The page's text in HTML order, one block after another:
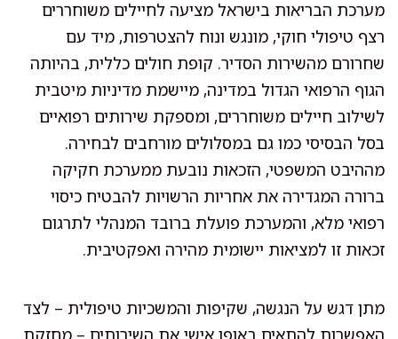
מערכת הבריאות בישראל מציעה לחיילים משוחררים
רצף טיפולי חוקי, מונגש ונוח להצטרפות, מיד עם
שחרורם מהשירות הסדיר. קופת חולים כללית, בהיותה
הגוף הרפואי הגדול במדינה, מיישמת מדיניות מיטבית
לשילוב חיילים משוחררים, ומספקת שירותים רפואיים
בסל הבסיסי כמו גם במסלולים מורחבים לבחירה.
מההיבט המשפטי, הזכאות נובעת ממערכת חקיקה
ברורה המגדירה את אחריות הרשויות להבטיח כיסוי
רפואי מלא, והמערכת פועלת ברובד המנהלי לתרגום
זכאות זו למציאות יישומית מהירה ואפקטיבית.
מתן דגש על הנגשה, שקיפות והמשכיות טיפולית – לצד
האפשרות להתאים באופן אישי את השירותים – מחזקת